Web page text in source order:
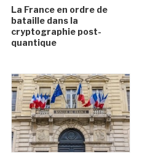
La France en ordre de
bataille dans la
cryptographie post-
quantique